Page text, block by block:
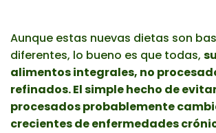
Aunque estas nuevas dietas son
diferentes, lo bueno es que todas,
alimentos integrales, no
refinados. El simple hecho de
procesados probablemente
crecientes de enfermedades